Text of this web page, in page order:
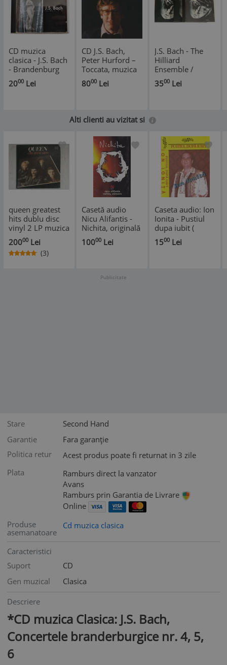
CD muzica
clasica - J.S. Bach
- Brandenburg
Concertos No. 1,
2, 3
2000 Lei
CD J.S. Bach,
Peter Hurford ‎–
Toccata, muzica
clasica
8000 Lei
J.S. Bach - The
Hilliard
Ensemble /
Christoph
Poppen ‎–
ECM Germania
3500 Lei
Alti clienti au vizitat si
queen greatest
hits dublu disc
vinyl 2 LP muzica
pop hard rock
balkanton
VG++/NM
20000 Lei
(3)
Casetă audio
Nicu Alifantis -
Nichita, originală
10000 Lei
Caseta audio: Ion
Ionita - Pustiul
dupa iubit (
originala, stare
foarte buna )
1500 Lei
Publicitate
Stare
Second Hand
Garantie
Fara garanție
Politica retur
Acest produs poate fi returnat in 3 zile
Plata
Ramburs direct la vanzator
Avans
Ramburs prin Garantia de Livrare
Online
Produse
asemanatoare
Cd muzica clasica
Caracteristici
Suport
CD
Gen muzical
Clasica
Descriere
*CD muzica Clasica: J.S. Bach,
Concertele branderburgice nr. 4, 5,
6